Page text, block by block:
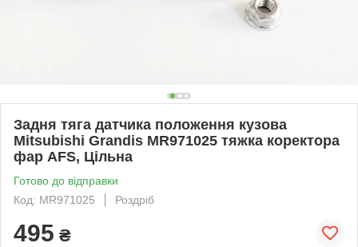
Задня тяга датчика положення кузова
Mitsubishi Grandis MR971025 тяжка коректора
фар AFS, Цільна
Готово до відправки
Код: MR971025
Роздріб
495 ₴